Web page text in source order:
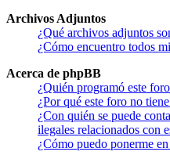
Archivos Adjuntos
¿Qué archivos adjuntos
¿Cómo encuentro todos
Acerca de phpBB
¿Quién programó este
¿Por qué este foro no
¿Con quién se puede
ilegales relacionados con
¿Cómo puedo ponerme